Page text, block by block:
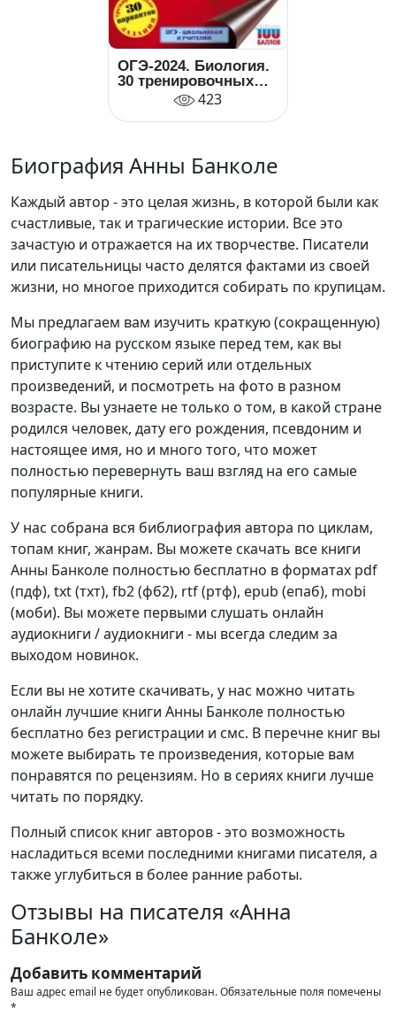
ОГЭ-2024. Биология.
30 тренировочных
вариантов
экзаменационных
работ для
основному
государственному
423
Биография Анны Банколе
Каждый автор - это целая жизнь, в которой были как
счастливые, так и трагические истории. Все это
зачастую и отражается на их творчестве. Писатели
или писательницы часто делятся фактами из своей
жизни, но многое приходится собирать по крупицам.
Мы предлагаем вам изучить краткую (сокращенную)
биографию на русском языке перед тем, как вы
приступите к чтению серий или отдельных
произведений, и посмотреть на фото в разном
возрасте. Вы узнаете не только о том, в какой стране
родился человек, дату его рождения, псевдоним и
настоящее имя, но и много того, что может
полностью перевернуть ваш взгляд на его самые
популярные книги.
У нас собрана вся библиография автора по циклам,
топам книг, жанрам. Вы можете скачать все книги
Анны Банколе полностью бесплатно в форматах pdf
(пдф), txt (тхт), fb2 (фб2), rtf (ртф), epub (епаб), mobi
(моби). Вы можете первыми слушать онлайн
аудиокниги / аудиокниги - мы всегда следим за
выходом новинок.
Если вы не хотите скачивать, у нас можно читать
онлайн лучшие книги Анны Банколе полностью
бесплатно без регистрации и смс. В перечне книг вы
можете выбирать те произведения, которые вам
понравятся по рецензиям. Но в сериях книги лучше
читать по порядку.
Полный список книг авторов - это возможность
насладиться всеми последними книгами писателя, а
также углубиться в более ранние работы.
Отзывы на писателя «Анна
Банколе»
Добавить комментарий
Ваш адрес email не будет опубликован.Обязательные поля помечены
*